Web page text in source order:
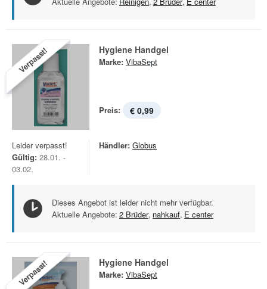
Verpasst! Hygiene Handgel
Marke: VibaSept
Preis: € 0,99
Leider verpasst!
Gültig: 28.01. -
03.02.
Händler: Globus
Dieses Angebot ist leider nicht mehr verfügbar.
Aktuelle Angebote: 2 Brüder, nahkauf, E center
Verpasst! Hygiene Handgel
Marke: VibaSept